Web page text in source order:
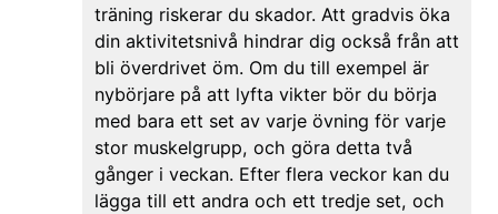
träning riskerar du skador. Att gradvis öka
din aktivitetsnivå hindrar dig också från att
bli överdrivet öm. Om du till exempel är
nybörjare på att lyfta vikter bör du börja
med bara ett set av varje övning för varje
stor muskelgrupp, och göra detta två
gånger i veckan. Efter flera veckor kan du
lägga till ett andra och ett tredje set, och